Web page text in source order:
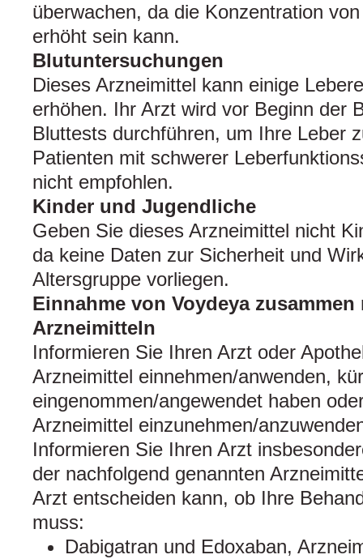
überwachen, da die Konzentration
erhöht sein kann.
Blutuntersuchungen
Dieses Arzneimittel kann einige
erhöhen. Ihr Arzt wird vor Beginn der
Bluttests durchführen, um Ihre Leber
Patienten mit schwerer
nicht empfohlen.
Kinder und Jugendliche
Geben Sie dieses Arzneimittel nicht
da keine Daten zur Sicherheit und
Altersgruppe vorliegen.
Einnahme von Voydeya zusammen
Arzneimitteln
Informieren Sie Ihren Arzt oder
Arzneimittel einnehmen/anwenden,
eingenommen/angewendet haben
Arzneimittel einzunehmen/
Informieren Sie Ihren Arzt
der nachfolgend genannten
Arzt entscheiden kann, ob Ihre
muss:
Dabigatran und Edoxaban,